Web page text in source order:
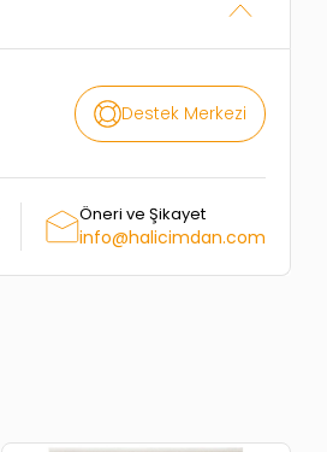
Destek Merkezi
Öneri ve Şikayet
info@halicimdan.com